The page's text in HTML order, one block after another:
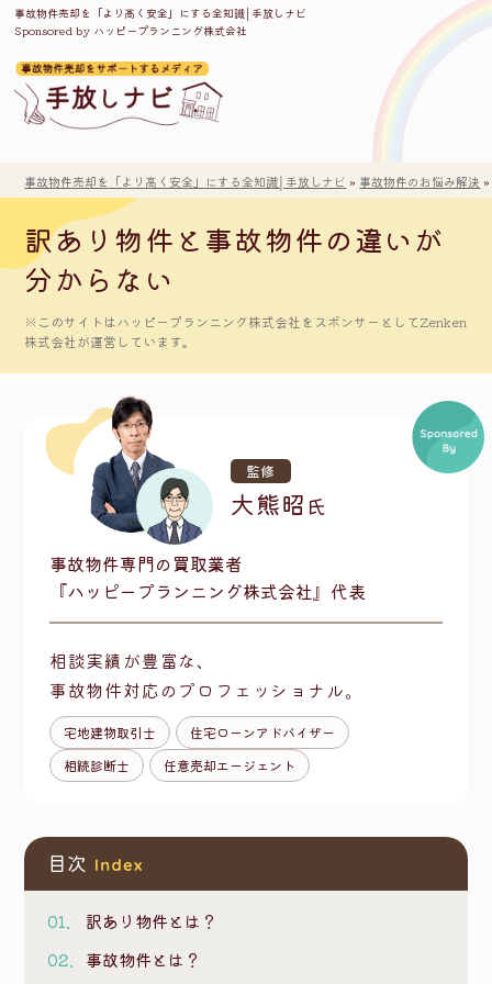
事故物件売却を「より高く安全」にする全知識│手放しナビ
Sponsored by ハッピープランニング株式会社
事故物件売却を「より高く安全」にする全知識│手放しナビ » 事故物件のお悩み解決
訳あり物件と事故物件の違いが
分からない
※このサイトはハッピープランニング株式会社をスポンサーとしてZenken
株式会社が運営しています。
監修
大熊昭 氏
事故物件専門の買取業者
『ハッピープランニング株式会社』代表
相談実績が豊富な、
事故物件対応のプロフェッショナル。
宅地建物取引士
住宅ローンアドバイザー
相続診断士
任意売却エージェント
目次
訳あり物件とは？
事故物件とは？